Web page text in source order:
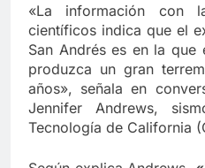
«La información con
científicos indica que el
San Andrés es en la
produzca un gran
años», señala en
Jennifer Andrews,
Tecnología de California